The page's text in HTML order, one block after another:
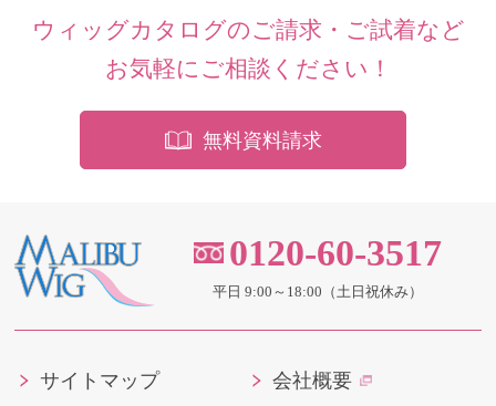
ウィッグカタログのご請求・ご試着など
お気軽にご相談ください！
無料資料請求
0120-60-3517
平日 9:00～18:00（土日祝休み）
サイトマップ 会社概要